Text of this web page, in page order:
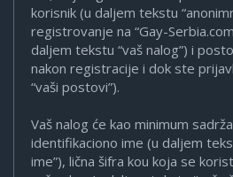
korisnik (u daljem tekstu
registrovanje na “Gay-
daljem tekstu “vaš nalog”) i
nakon registracije i dok ste
“vaši postovi”).
Vaš nalog će kao minimum
identifikaciono ime (u daljem
ime”), lična šifra kou koja se